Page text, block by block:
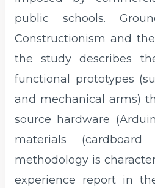
public schools.
Constructionism and
the study describes
functional prototypes
and mechanical arms)
source hardware
materials
methodology is
experience report in